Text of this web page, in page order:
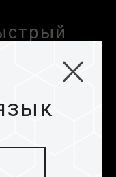
технологии
и прошло
платами
и MSI. Это